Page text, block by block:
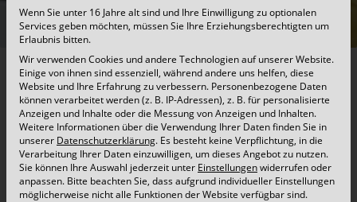
Die vom Gesetzgeber an die Abgeber und
Versender von Sonderabfällen gestellten
Anforderungen sind hoch. Und das zu Recht! Mit
uns an Ihrer Seite managen Sie die Lagerung,
Entsorgung und Kontrolle von Sonderabfällen
Wenn Sie unter 16 Jahre alt sind und Ihre Einwilligung zu optionalen
Services geben möchten, müssen Sie Ihre Erziehungsberechtigten um
Erlaubnis bitten.
Wir verwenden Cookies und andere Technologien auf unserer Website.
Einige von ihnen sind essenziell, während andere uns helfen, diese
Website und Ihre Erfahrung zu verbessern. Personenbezogene Daten
können verarbeitet werden (z. B. IP-Adressen), z. B. für personalisierte
Anzeigen und Inhalte oder die Messung von Anzeigen und Inhalten.
Weitere Informationen über die Verwendung Ihrer Daten finden Sie in
unserer Datenschutzerklärung. Es besteht keine Verpflichtung, in die
Verarbeitung Ihrer Daten einzuwilligen, um dieses Angebot zu nutzen.
Sie können Ihre Auswahl jederzeit unter Einstellungenwiderrufen oder
anpassen. Bitte beachten Sie, dass aufgrund individueller Einstellungen
möglicherweise nicht alle Funktionen der Website verfügbar sind.